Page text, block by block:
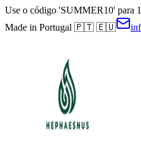
Use o código 'SUMMER10' para
Made in Portugal 🇵🇹 🇪🇺